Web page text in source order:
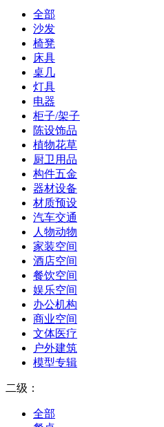
全部
沙发
椅凳
床具
桌几
灯具
电器
柜子/架子
陈设饰品
植物花草
厨卫用品
构件五金
器材设备
材质预设
汽车交通
人物动物
家装空间
酒店空间
餐饮空间
娱乐空间
办公机构
商业空间
文体医疗
户外建筑
模型专辑
二级：
全部